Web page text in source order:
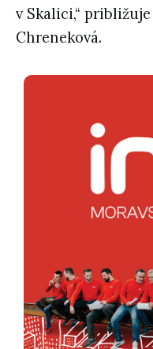
v Skalici,“
Chreneková.